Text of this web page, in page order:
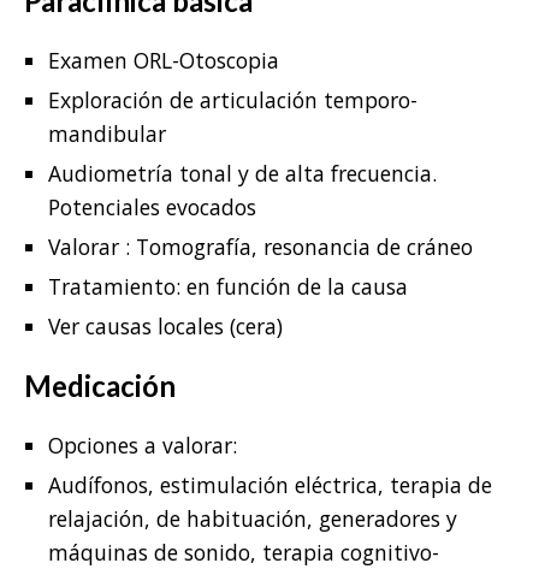
Examen ORL-Otoscopia
Exploración de articulación temporo-
mandibular
Audiometría tonal y de alta frecuencia.
Potenciales evocados
Valorar : Tomografía, resonancia de cráneo
Tratamiento: en función de la causa
Ver causas locales (cera)
Medicación
Opciones a valorar:
Audífonos, estimulación eléctrica, terapia de
relajación, de habituación, generadores y
máquinas de sonido, terapia cognitivo-